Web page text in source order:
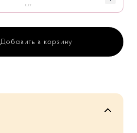
шт
Добавить в корзину